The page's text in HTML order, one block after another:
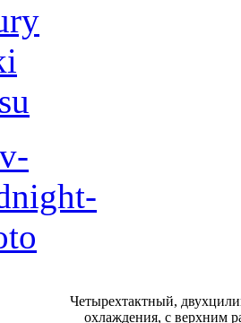
Четырехтактный,
охлаждения, с верхним